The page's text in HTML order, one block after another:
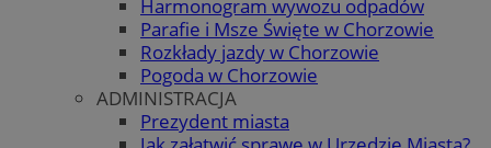
Harmonogram wywozu odpadów
Parafie i Msze Święte w Chorzowie
Rozkłady jazdy w Chorzowie
Pogoda w Chorzowie
ADMINISTRACJA
Prezydent miasta